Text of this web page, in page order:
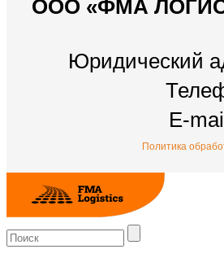
ООО «ФМА
Юридический
E-
Политика